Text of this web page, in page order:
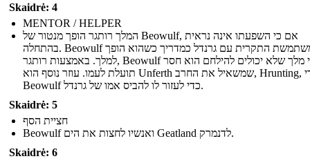
Skaidrė: 4
MENTOR / HELPER
המלך רותגר הופך מנטור של Beowulf, אם כי השפעתו אינה נראית
בהתחלה. Beowulf משתמשת התקרית עם גרנדל כמדריך כשהוא הופך
למלך. באמצעות רותגר, Beowulf לומד כי מלך שלא יכולים להילחם הוא חסר
תועלת לעמו. עוזר נוסף הוא Unferth שמשאיל את החרב, Hrunting, כדי
Beowulf כדי לעזור לו להביס אמו של גרנדל.
Skaidrė: 5
חציית הסף
Beowulf ואנשיו לחצות את הים Geatland לדנמרק.
Skaidrė: 6